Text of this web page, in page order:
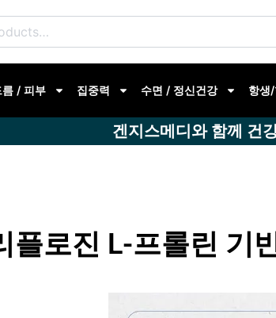
름 / 피부 집중력 수면 / 정신건강 항생
겐지스메디와 함께 건
플로진 L-프롤린 기